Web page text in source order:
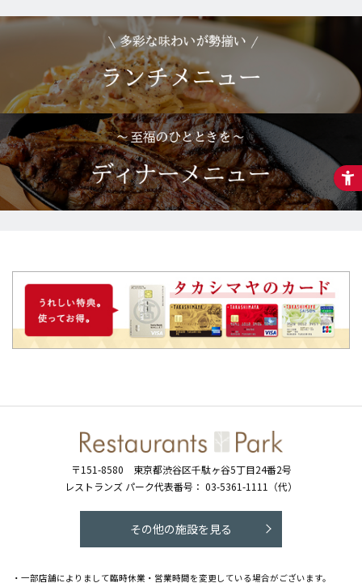
〒151-8580 東京都渋谷区千駄ヶ谷5丁目24番2号
レストランズ パーク代表番号： 03-5361-1111（代）
その他の施設を見る
・一部店舗によりまして臨時休業・営業時間を変更している場合がございます。